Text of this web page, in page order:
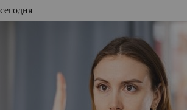
сегодня